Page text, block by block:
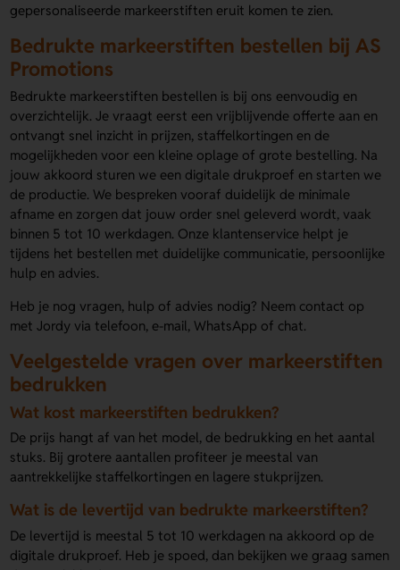
gepersonaliseerde markeerstiften eruit komen te zien.
Bedrukte markeerstiften bestellen bij AS
Promotions
Bedrukte markeerstiften bestellen is bij ons eenvoudig en
overzichtelijk. Je vraagt eerst een vrijblijvende offerte aan en
ontvangt snel inzicht in prijzen, staffelkortingen en de
mogelijkheden voor een kleine oplage of grote bestelling. Na
jouw akkoord sturen we een digitale drukproef en starten we
de productie. We bespreken vooraf duidelijk de minimale
afname en zorgen dat jouw order snel geleverd wordt, vaak
binnen 5 tot 10 werkdagen. Onze klantenservice helpt je
tijdens het bestellen met duidelijke communicatie, persoonlijke
hulp en advies.
Heb je nog vragen, hulp of advies nodig? Neem contact op
met Jordy via telefoon, e-mail, WhatsApp of chat.
Veelgestelde vragen over markeerstiften
bedrukken
Wat kost markeerstiften bedrukken?
De prijs hangt af van het model, de bedrukking en het aantal
stuks. Bij grotere aantallen profiteer je meestal van
aantrekkelijke staffelkortingen en lagere stukprijzen.
Wat is de levertijd van bedrukte markeerstiften?
De levertijd is meestal 5 tot 10 werkdagen na akkoord op de
digitale drukproef. Heb je spoed, dan bekijken we graag samen